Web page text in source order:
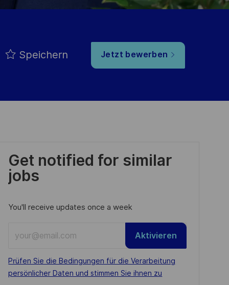
Speichern Jetzt bewerben
Get notified for similar
jobs
You'll receive updates once a week
Email
address
(Required)
Required
Prüfen Sie die Bedingungen für die Verarbeitung
persönlicher Daten und stimmen Sie ihnen zu
Aktivieren